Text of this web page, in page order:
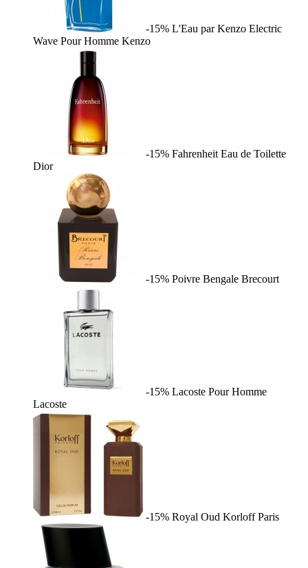
-15% L'Eau par Kenzo Electric
Wave Pour Homme Kenzo
-15% Fahrenheit Eau de Toilette
Dior
-15% Poivre Bengale Brecourt
-15% Lacoste Pour Homme
Lacoste
-15% Royal Oud Korloff Paris